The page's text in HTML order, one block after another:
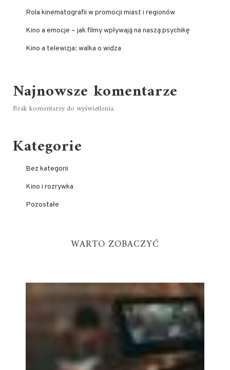
Rola kinematografii w promocji miast i regionów
Kino a emocje – jak filmy wpływają na naszą psychikę
Kino a telewizja: walka o widza
Najnowsze komentarze
Brak komentarzy do wyświetlenia.
Kategorie
Bez kategorii
Kino i rozrywka
Pozostałe
WARTO ZOBACZYĆ